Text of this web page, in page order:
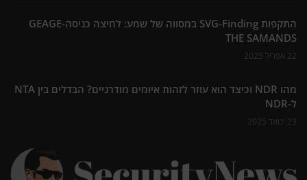
התקפות SVG-Finding במסווה של שמע: לחיצה כניסה-GEAGE
THE SAMANDS
22 אפריל 2025
מהו NDR וכיצד הוא עוזר לזהות איומים מודרניים? הבדלים בין NTA
ל-NDR
23 ינואר 2025